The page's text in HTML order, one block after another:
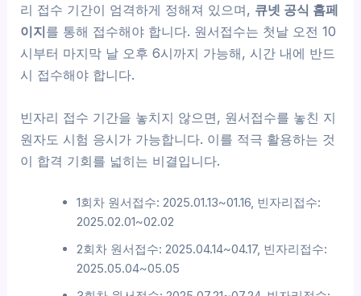
리 접수 기간이 엄격하게 정해져 있으며, 큐넷 공식 홈페
이지를 통해 접수해야 합니다. 원서접수는 첫날 오전 10
시부터 마지막 날 오후 6시까지 가능해, 시간 내에 반드
시 접수해야 합니다.
빈자리 접수 기간을 놓치지 않으면, 원서접수를 놓친 지
원자도 시험 응시가 가능합니다. 이를 적극 활용하는 것
이 합격 기회를 넓히는 비결입니다.
1회차 원서접수: 2025.01.13~01.16, 빈자리접수:
2025.02.01~02.02
2회차 원서접수: 2025.04.14~04.17, 빈자리접수:
2025.05.04~05.05